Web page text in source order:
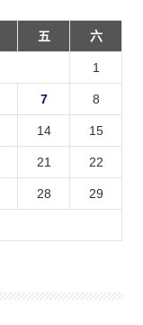
五 六
1
7 8
14 15
21 22
28 29